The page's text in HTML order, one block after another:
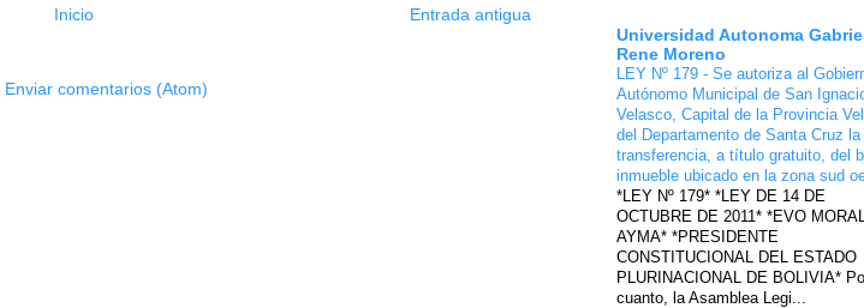
Entrada antigua
Inicio
Enviar comentarios (Atom)
Universidad Autonoma
Rene Moreno
LEY Nº 179 - Se autoriza al
Autónomo Municipal de San
Velasco, Capital de la Provincia
del Departamento de Santa Cruz la
transferencia, a título gratuito, del
inmueble ubicado en la zona sud
*LEY Nº 179* *LEY DE 14 DE
OCTUBRE DE 2011* *EVO
AYMA* *PRESIDENTE
CONSTITUCIONAL DEL ESTADO
PLURINACIONAL DE BOLIVIA*
cuanto, la Asamblea Legi...